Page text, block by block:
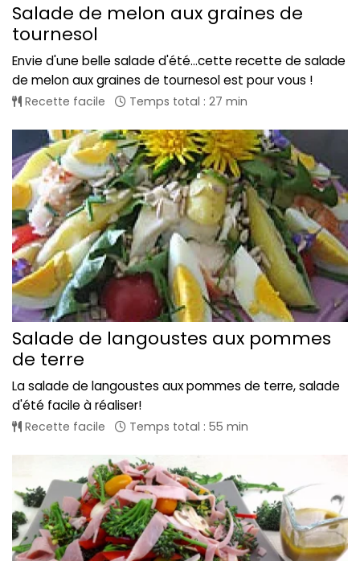
Salade de melon aux graines de
tournesol
Envie d'une belle salade d'été...cette recette de salade
de melon aux graines de tournesol est pour vous !
Recette facile Temps total : 27 min
Salade de langoustes aux pommes
de terre
La salade de langoustes aux pommes de terre, salade
d'été facile à réaliser!
Recette facile Temps total : 55 min